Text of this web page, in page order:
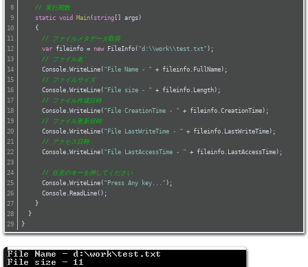
// 実行関数
static void Main ( string [] args )
    {
// ファイルメタデータ取得
var fileinfo = new FileInfo( "d:\\work\\test.txt" );
// ファイル名
      Console.WriteLine(
"File Name - " + fileinfo.FullName);
// ファイルサイズ
      Console.WriteLine(
"File size - " + fileinfo.Length);
// ファイル作成日時
      Console.WriteLine(
"File CreationTime - " + fileinfo.CreationTime);
// ファイル更新日時
      Console.WriteLine(
"File LastWriteTime - " + fileinfo.LastWriteTime);
// アクセス日時
      Console.WriteLine(
"File LastAccessTime - " + fileinfo.LastAccessTime);
// 任意のキーを押してください
      Console.WriteLine(
"Press Any key..." );
      Console.ReadLine();
    }
  }
}